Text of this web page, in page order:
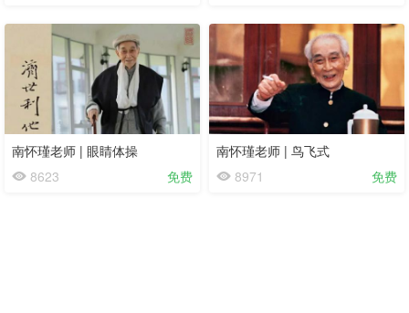
南怀瑾老师 | 眼睛体操
8623
免费
南怀瑾老师 | 鸟飞式
8971
免费